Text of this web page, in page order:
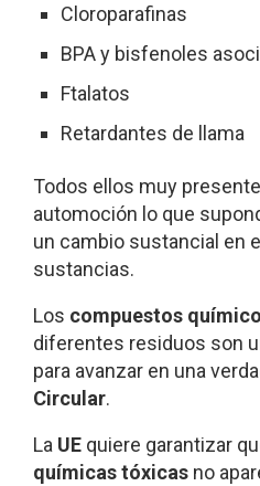
Cloroparafinas
BPA y bisfenoles
Ftalatos
Retardantes de llama
Todos ellos muy
automoción lo que
un cambio sustancial en
sustancias.
Los compuestos
diferentes residuos son
para avanzar en una
Circular.
La UE quiere garantizar
químicas tóxicas no